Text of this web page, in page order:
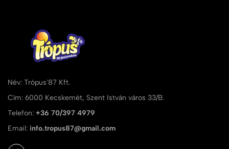
Név: Trópus'87 Kft.
Cím: 6000 Kecskemét, Szent István város 33/B.
Telefon: +36 70/397 4979
Email: info.tropus87@gmail.com